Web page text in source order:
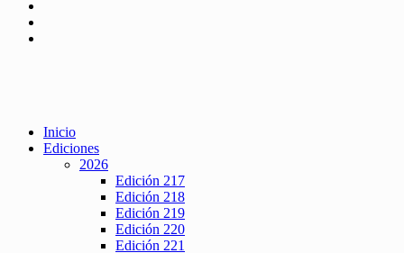
Inicio
Ediciones
2026
Edición 217
Edición 218
Edición 219
Edición 220
Edición 221